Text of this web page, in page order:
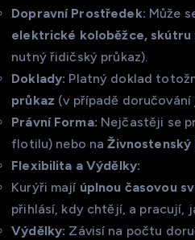
Dopravní Prostředek: Může
elektrické koloběžce, skútru
nutný řidičský průkaz).
Doklady: Platný doklad
průkaz (v případě doručování
Právní Forma: Nejčastěji se
flotilu) nebo naŽivnostenský
Flexibilita a Výdělky:
Kurýři mají úplnou časovou
přihlásí, kdy chtějí, a pracují,
Výdělky: Závisí na počtu